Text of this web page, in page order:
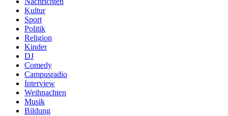
Kultur
Sport
Politik
Religion
Kinder
DJ
Comedy
Campusradio
Interview
Weihnachten
Musik
Bildung